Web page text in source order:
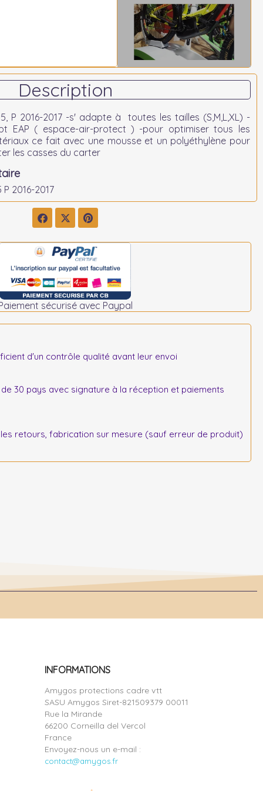
Description
P 2016-2017 -s' adapte à toutes les tailles (S,M,L,XL) -
EAP ( espace-air-protect ) -pour optimiser tous les
ce fait avec une mousse et un polyéthylène pour
les casses du carter
2016-2017
sécurisé avec Paypal
d'un contrôle qualité avant leur envoi
30 pays avec signature à la réception et paiements
retours, fabrication sur mesure (sauf erreur de produit)
INFORMATIONS
Amygos protections cadre vtt
SASU Amygos Siret-821509379 00011
Rue la Mirande
66200 Corneilla del Vercol
France
Envoyez-nous un e-mail :
contact@amygos.fr